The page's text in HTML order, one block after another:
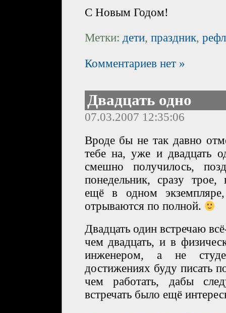
С Новым Годом!
Метки: дети, праздник,
Комментариев нет »
Двадцать одно
07.03.2007 12:35:06
Вроде бы не так давно
тебе на, уже и двадцать
смешно получилось,
понедельник, сразу
ещё в одном
отрываются по полной.
Двадцать один встречаю
чем двадцать, и в
инженером, а не
достижениях буду писать
чем работать, дабы
встречать было ещё